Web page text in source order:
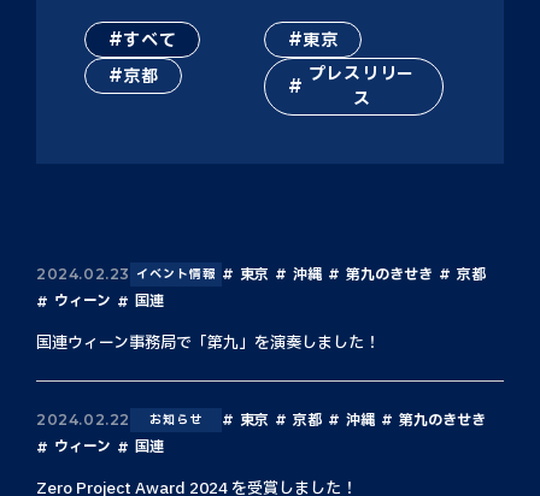
すべて
東京
京都
プレスリリー
ス
2024.02.23 イベント情報 東京 沖縄 第九のきせき
京都
ウィーン
国連
国連ウィーン事務局で「第九」を演奏しました！
2024.02.22 お知らせ 東京 京都 沖縄
第九のきせき
ウィーン
国連
Zero Project Award 2024 を受賞しました！